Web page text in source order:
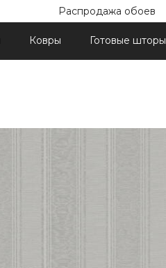
Распродажа обоев
Ковры Готовые шторы